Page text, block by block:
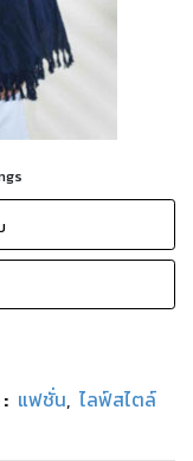
: แฟชั่น, ไลฟ์สไตล์